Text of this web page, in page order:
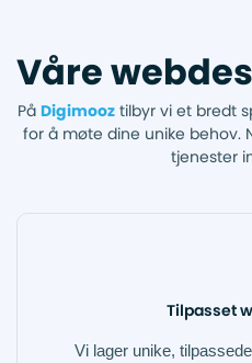
Våre
På Digimooz tilbyr vi et bredt
for å møte dine unike
tjenester
Tilpasset
Vi lager unike,